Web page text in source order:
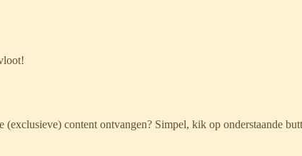
(exclusieve) content ontvangen? Simpel, kik op onderstaande